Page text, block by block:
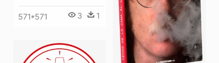
571*571 3 1